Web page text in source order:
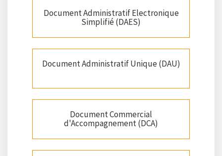
Document Administratif Electronique
Simplifié (DAES)
Document Administratif Unique (DAU)
Document Commercial
d'Accompagnement (DCA)